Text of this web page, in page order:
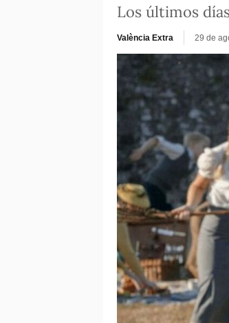
Los últimos
València Extra 29 de